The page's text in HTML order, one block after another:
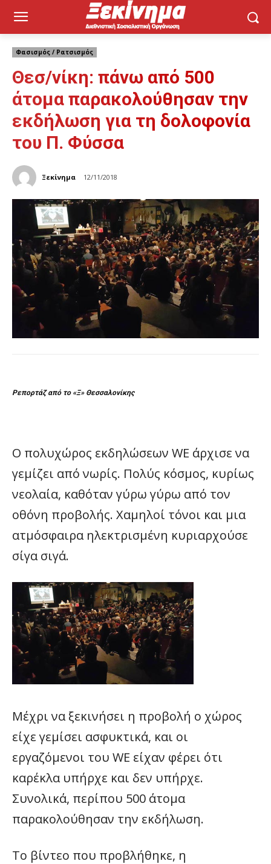
Φασισμός / Ρατσισμός
Θεσ/νίκη: πάνω από 500
άτομα παρακολούθησαν την
εκδήλωση για τη δολοφονία
του Π. Φύσσα
Ξεκίνημα 12/11/2018
Ρεπορτάζ από το «Ξ» Θεσσαλονίκης
Ο πολυχώρος εκδηλώσεων WE άρχισε να
γεμίζει από νωρίς. Πολύς κόσμος, κυρίως
νεολαία, καθόταν γύρω γύρω από τον
οθόνη προβολής. Χαμηλοί τόνοι και μια
ατμόσφαιρα ηλεκτρισμένη κυριαρχούσε
σίγα σιγά.
Μέχρι να ξεκινήσει η προβολή ο χώρος
είχε γεμίσει ασφυκτικά, και οι
εργαζόμενοι του WE είχαν φέρει ότι
καρέκλα υπήρχε και δεν υπήρχε.
Συνολικά, περίπου 500 άτομα
παρακολούθησαν την εκδήλωση.
Το βίντεο που προβλήθηκε, η